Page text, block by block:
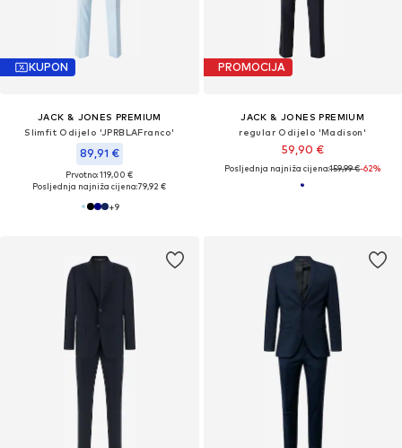
KUPON
JACK & JONES PREMIUM
Slimfit Odijelo 'JPRBLAFranco'
89,91 €
Prvotno: 119,00 €
Posljednja najniža cijena:79,92 €
+9
PROMOCIJA
JACK & JONES PREMIUM
regular Odijelo 'Madison'
59,90 €
Posljednja najniža cijena:159,99 €-62%